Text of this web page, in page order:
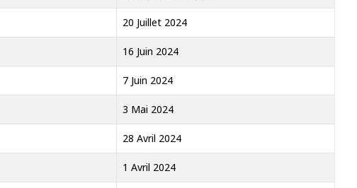
20 Juillet 2024
16 Juin 2024
7 Juin 2024
3 Mai 2024
28 Avril 2024
1 Avril 2024